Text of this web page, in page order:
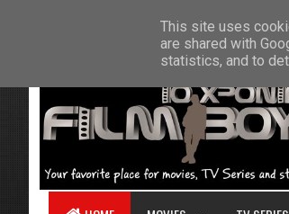
HOME ABOUT US
This site uses
are shared with
statistics, and to